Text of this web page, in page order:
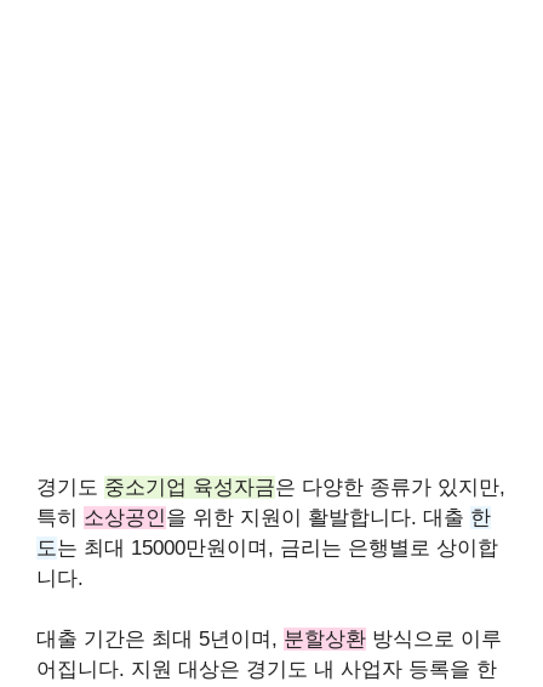
경기도 중소기업 육성자금은 다양한 종류가 있지만,
특히 소상공인을 위한 지원이 활발합니다. 대출 한
도는 최대 15000만원이며, 금리는 은행별로 상이합
니다.
대출 기간은 최대 5년이며, 분할상환 방식으로 이루
어집니다. 지원 대상은 경기도 내 사업자 등록을 한